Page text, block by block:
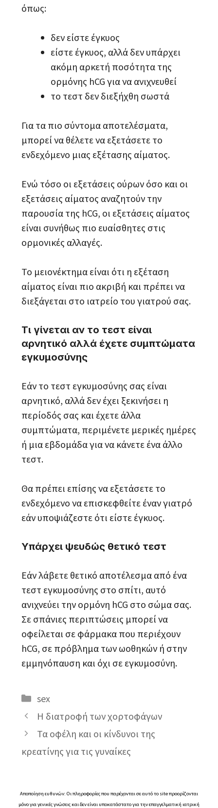
όπως:
δεν είστε έγκυος
είστε έγκυος, αλλά δεν υπάρχει
ακόμη αρκετή ποσότητα της
ορμόνης hCG για να ανιχνευθεί
το τεστ δεν διεξήχθη σωστά
Για τα πιο σύντομα αποτελέσματα,
μπορεί να θέλετε να εξετάσετε το
ενδεχόμενο μιας εξέτασης αίματος.
Ενώ τόσο οι εξετάσεις ούρων όσο και οι
εξετάσεις αίματος αναζητούν την
παρουσία της hCG, οι εξετάσεις αίματος
είναι συνήθως πιο ευαίσθητες στις
ορμονικές αλλαγές.
Το μειονέκτημα είναι ότι η εξέταση
αίματος είναι πιο ακριβή και πρέπει να
διεξάγεται στο ιατρείο του γιατρού σας.
Τι γίνεται αν το τεστ είναι
αρνητικό αλλά έχετε συμπτώματα
εγκυμοσύνης
Εάν το τεστ εγκυμοσύνης σας είναι
αρνητικό, αλλά δεν έχει ξεκινήσει η
περίοδός σας και έχετε άλλα
συμπτώματα, περιμένετε μερικές ημέρες
ή μια εβδομάδα για να κάνετε ένα άλλο
τεστ.
Θα πρέπει επίσης να εξετάσετε το
ενδεχόμενο να επισκεφθείτε έναν γιατρό
εάν υποψιάζεστε ότι είστε έγκυος.
Υπάρχει ψευδώς θετικό τεστ
Εάν λάβετε θετικό αποτέλεσμα από ένα
τεστ εγκυμοσύνης στο σπίτι, αυτό
ανιχνεύει την ορμόνη hCG στο σώμα σας.
Σε σπάνιες περιπτώσεις μπορεί να
οφείλεται σε φάρμακα που περιέχουν
hCG, σε πρόβλημα των ωοθηκών ή στην
εμμηνόπαυση και όχι σε εγκυμοσύνη.
Κατηγορίες
sex
Η διατροφή των χορτοφάγων
Τα οφέλη και οι κίνδυνοι της
κρεατίνης για τις γυναίκες
Αποποίηση ευθυνών: Οι πληροφορίες που παρέχονται σε αυτό το site προορίζονται
μόνο για γενικές γνώσεις και δεν είναι υποκατάστατο για την επαγγελματική ιατρική